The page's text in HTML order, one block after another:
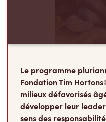
Fondation Tim
milieux défavorisés
développer leur
sens des
de leur vie où ils